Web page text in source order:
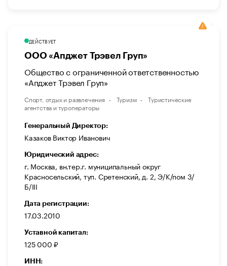
ДЕЙСТВУЕТ
ООО «Апджет Трэвел Груп»
Общество с ограниченной ответственностью
«Апджет Трэвел Груп»
Спорт, отдых и развлечения Туризм
Туристические
агентства и туроператоры
Генеральный Директор:
Казаков Виктор Иванович
Юридический адрес:
г. Москва, вн.тер.г. муниципальный округ
Красносельский, туп. Сретенский, д. 2, Э/К/пом 3/
Б/III
Дата регистрации:
17.03.2010
Уставной капитал:
125 000 ₽
ИНН: